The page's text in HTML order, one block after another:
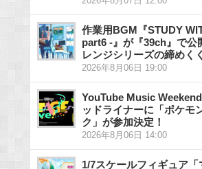
作業用BGM『STUDY
part6 -』が『39ch』で公
レンジシリーズの締めく
2026年8月06日 19:00
YouTube Music
ッドライナーに「ポケモ
ク」が参加決定！
2026年8月06日 14:00
1/7スケールフィギュア「